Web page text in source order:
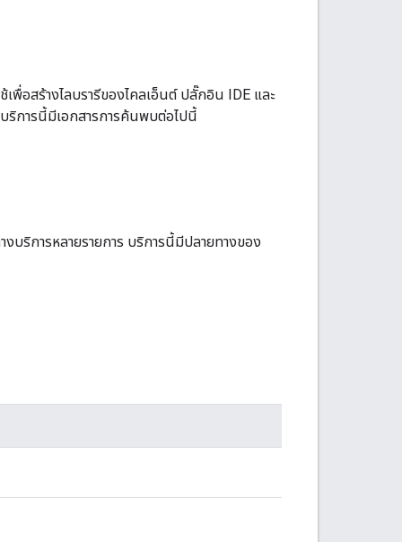
เพื่อสร้างไลบรารีของไคลเอ็นต์ ปลั๊กอิน IDE และ
ริการนี้มีเอกสารการค้นพบต่อไปนี้
บริการหลายรายการ บริการนี้มีปลายทางของ